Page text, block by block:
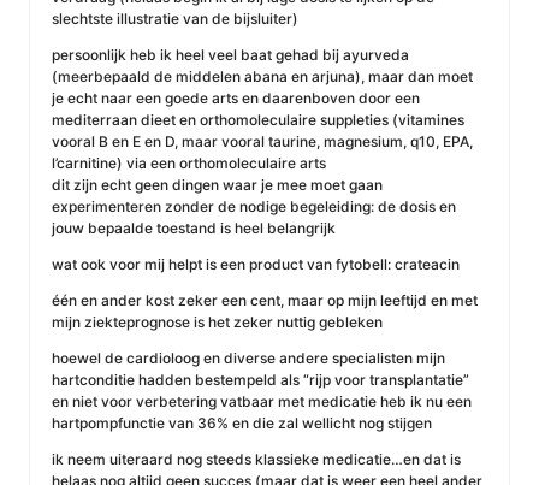
slechtste illustratie van de bijsluiter)
persoonlijk heb ik heel veel baat gehad bij ayurveda
(meerbepaald de middelen abana en arjuna), maar dan moet
je echt naar een goede arts en daarenboven door een
mediterraan dieet en orthomoleculaire suppleties (vitamines
vooral B en E en D, maar vooral taurine, magnesium, q10, EPA,
l’carnitine) via een orthomoleculaire arts
dit zijn echt geen dingen waar je mee moet gaan
experimenteren zonder de nodige begeleiding: de dosis en
jouw bepaalde toestand is heel belangrijk
wat ook voor mij helpt is een product van fytobell: crateacin
één en ander kost zeker een cent, maar op mijn leeftijd en met
mijn ziekteprognose is het zeker nuttig gebleken
hoewel de cardioloog en diverse andere specialisten mijn
hartconditie hadden bestempeld als “rijp voor transplantatie”
en niet voor verbetering vatbaar met medicatie heb ik nu een
hartpompfunctie van 36% en die zal wellicht nog stijgen
ik neem uiteraard nog steeds klassieke medicatie…en dat is
helaas nog altijd geen succes (maar dat is weer een heel ander